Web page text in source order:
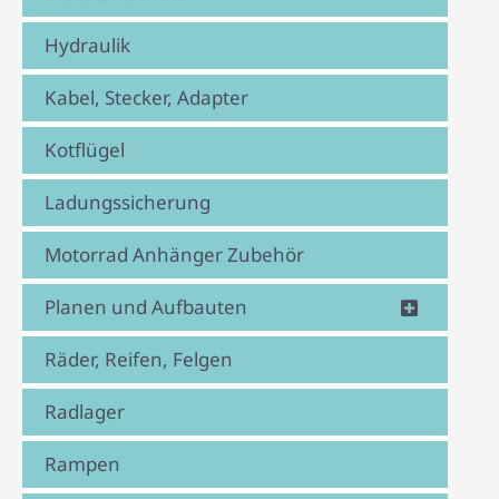
Hydraulik
Kabel, Stecker, Adapter
Kotflügel
Ladungssicherung
Motorrad Anhänger Zubehör
Planen und Aufbauten
Räder, Reifen, Felgen
Radlager
Rampen